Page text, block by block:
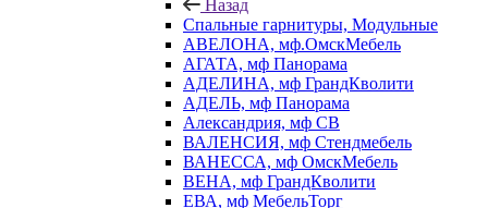
Назад
Спальные гарнитуры, Модульные
АВЕЛОНА, мф.ОмскМебель
АГАТА, мф Панорама
АДЕЛИНА, мф ГрандКволити
АДЕЛЬ, мф Панорама
Александрия, мф СВ
ВАЛЕНСИЯ, мф Стендмебель
ВАНЕССА, мф ОмскМебель
ВЕНА, мф ГрандКволити
ЕВА, мф МебельТорг